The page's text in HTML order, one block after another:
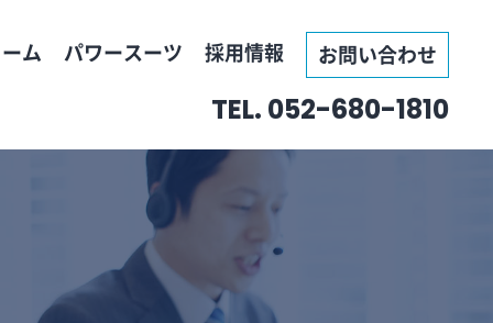
ム パワースーツ 採用情報 お問い合わせ